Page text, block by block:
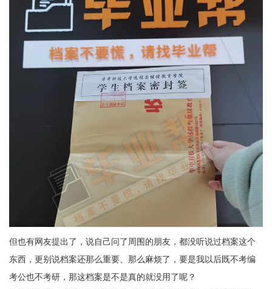
但也有网友提出了，说自己问了周围的朋友，都没听说过档案这个
东西，更别说档案还那么重要、那么麻烦了，要是我以后既不考编
考公也不考研，那这档案是不是真的就没用了呢？